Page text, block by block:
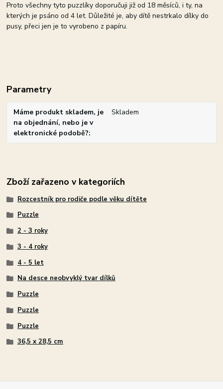
Proto všechny tyto puzzlíky doporučuji již od 18 měsíců, i ty, na
kterých je psáno od 4 let. Důležité je, aby dítě nestrkalo dílky do
pusy, přeci jen je to vyrobeno z papíru.
Parametry
Máme produkt skladem, je
na objednání, nebo je v
elektronické podobě?
Skladem
Zboží zařazeno v kategoriích
Rozcestník pro rodiče podle věku dítěte
Puzzle
2 - 3 roky
3 - 4 roky
4 - 5 let
Na desce neobvyklý tvar dílků
Puzzle
Puzzle
Puzzle
36,5 x 28,5 cm